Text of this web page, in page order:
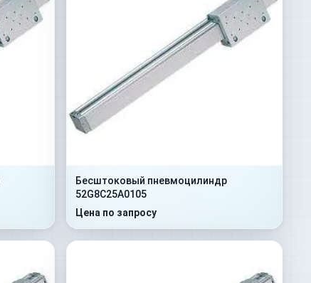
Бесштоковый пневмоцилиндр
52G8C25A0105
Цена по запросу